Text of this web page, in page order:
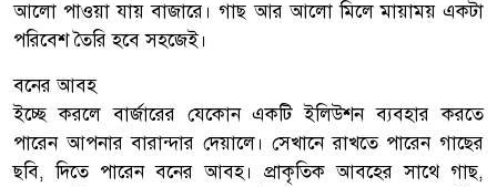
আলো পাওয়া যায় বাজারে। গাছ আর আলো মিলে মায়াময় একটা
পরিবেশ তৈরি হবে সহজেই।
বনের আবহ
ইচ্ছে করলে বার্জারের যেকোন একটি ইলিউশন ব্যবহার করতে
পারেন আপনার বারান্দার দেয়ালে। সেখানে রাখতে পারেন গাছের
ছবি, দিতে পারেন বনের আবহ। প্রাকৃতিক আবহের সাথে গাছ,